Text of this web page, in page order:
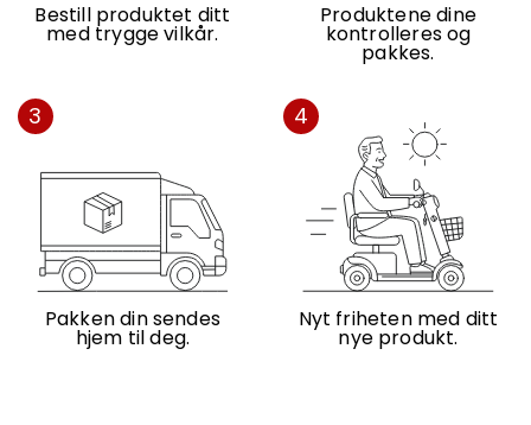
Bestill produktet ditt
med trygge vilkår.
Produktene dine
kontrolleres og
pakkes.
3
Pakken din sendes
hjem til deg.
4
Nyt friheten med ditt
nye produkt.